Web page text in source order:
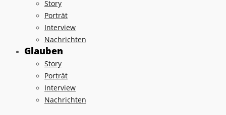
Story
Porträt
Interview
Nachrichten
Glauben
Story
Porträt
Interview
Nachrichten